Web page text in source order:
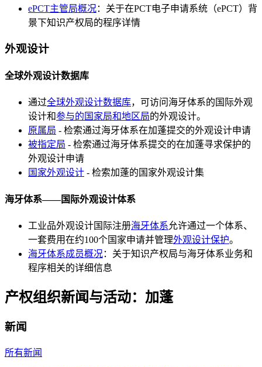
ePCT主管局概况：关于在PCT电子申请系统（ePCT）背
景下知识产权局的程序详情
外观设计
全球外观设计数据库
通过全球外观设计数据库，可访问海牙体系的国际外观
设计和参与的国家局和地区局的外观设计。
原属局 - 检索通过海牙体系在加蓬提交的外观设计申请
被指定局 - 检索通过海牙体系提交的在加蓬寻求保护的
外观设计申请
国家外观设计 - 检索加蓬的国家外观设计集
海牙体系——国际外观设计体系
工业品外观设计国际注册海牙体系允许通过一个体系、
一套费用在约100个国家申请并管理外观设计保护。
海牙体系成员概况：关于知识产权局与海牙体系业务和
程序相关的详细信息
产权组织新闻与活动：加蓬
新闻
所有新闻